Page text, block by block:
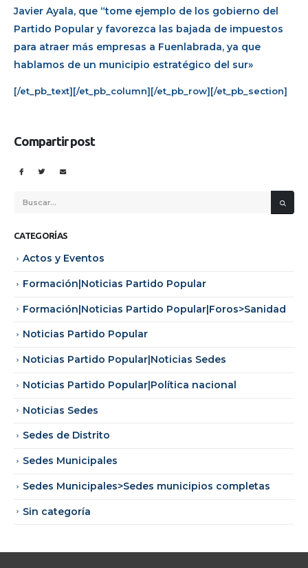
Javier Ayala, que “tome ejemplo de los gobierno del
Partido Popular y favorezca las bajada de impuestos
para atraer más empresas a Fuenlabrada, ya que
hablamos de un municipio estratégico del sur»
[/et_pb_text][/et_pb_column][/et_pb_row][/et_pb_section]
Compartir post
CATEGORÍAS
Actos y Eventos
Formación|Noticias Partido Popular
Formación|Noticias Partido Popular|Foros>Sanidad
Noticias Partido Popular
Noticias Partido Popular|Noticias Sedes
Noticias Partido Popular|Política nacional
Noticias Sedes
Sedes de Distrito
Sedes Municipales
Sedes Municipales>Sedes municipios completas
Sin categoría